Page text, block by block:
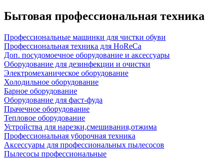
Бытовая профессиональная техника
Профессиональные машинки для чистки обуви
Профессиональная техника для HoReCa
Доп. посудомоечное оборудование и аксессуары
Оборудование для дезинфекции и очистки
Электромеханическое оборудование
Холодильное оборудование
Барное оборудование
Оборудование для фаст-фуда
Прачечное оборудование
Тепловое оборудование
Устройства для нарезки,смешивания,отжима
Профессиональная уборочная техника
Аксессуары для профессиональных пылесосов
Пылесосы профессиональные